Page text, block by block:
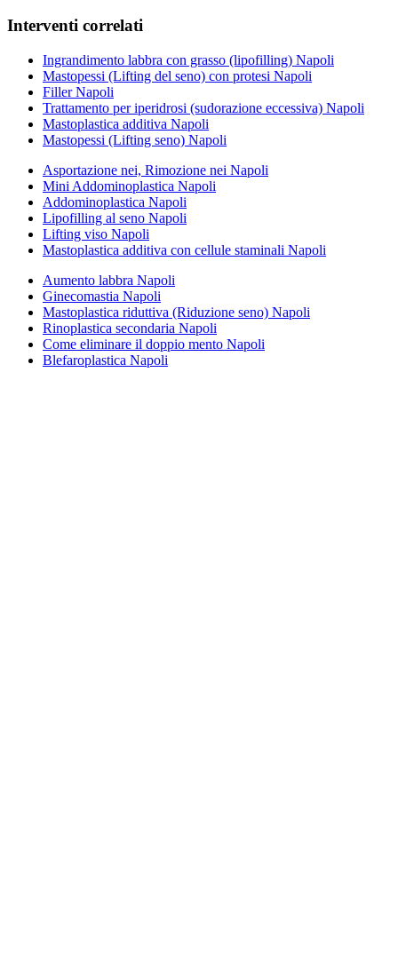
Interventi correlati
Ingrandimento labbra con grasso (lipofilling) Napoli
Mastopessi (Lifting del seno) con protesi Napoli
Filler Napoli
Trattamento per iperidrosi (sudorazione eccessiva) Napoli
Mastoplastica additiva Napoli
Mastopessi (Lifting seno) Napoli
Asportazione nei, Rimozione nei Napoli
Mini Addominoplastica Napoli
Addominoplastica Napoli
Lipofilling al seno Napoli
Lifting viso Napoli
Mastoplastica additiva con cellule staminali Napoli
Aumento labbra Napoli
Ginecomastia Napoli
Mastoplastica riduttiva (Riduzione seno) Napoli
Rinoplastica secondaria Napoli
Come eliminare il doppio mento Napoli
Blefaroplastica Napoli